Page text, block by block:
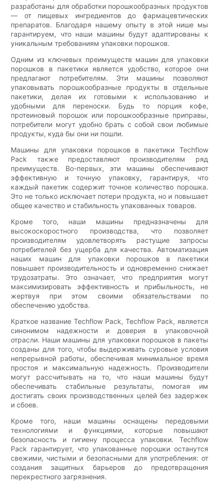
разработаны для обработки порошкообразных продуктов
— от пищевых ингредиентов до фармацевтических
препаратов. Благодаря нашему опыту в этой нише мы
гарантируем, что наши машины будут адаптированы к
уникальным требованиям упаковки порошков.
Одним из ключевых преимуществ машин для упаковки
порошков в пакетики является удобство, которое они
предлагают потребителям. Эти машины позволяют
упаковывать порошкообразные продукты в отдельные
пакетики, делая их готовыми к использованию и
удобными для переноски. Будь то порция кофе,
протеиновый порошок или порошкообразные приправы,
потребители могут удобно брать с собой свои любимые
продукты, куда бы они ни пошли.
Машины для упаковки порошков в пакетики Techflow
Pack также предоставляют производителям ряд
преимуществ. Во-первых, эти машины обеспечивают
эффективную и точную упаковку, гарантируя, что
каждый пакетик содержит точное количество порошка.
Это не только исключает потери продукта, но и повышает
общее качество и стабильность упакованных товаров.
Кроме того, наши машины предназначены для
высокоскоростного производства, что позволяет
производителям удовлетворять растущие запросы
потребителей без ущерба для качества. Автоматизация
наших машин для упаковки порошков в пакетики
повышает производительность и одновременно снижает
трудозатраты. Это означает, что предприятия могут
максимизировать эффективность и прибыльность, не
жертвуя при этом своими обязательствами по
обеспечению удобства.
Краткое название Techflow Pack, Techflow Pack, является
синонимом надежности и доверия в упаковочной
отрасли. Наши машины для упаковки порошков в пакеты
созданы для того, чтобы выдерживать суровые условия
непрерывной работы, обеспечивая минимальное время
простоя и максимальную надежность. Производители
могут рассчитывать на то, что наши машины будут
обеспечивать стабильные результаты, помогая им
достигать своих производственных целей без задержек
и сбоев.
Кроме того, наши машины оснащены передовыми
технологиями и функциями, которые повышают
безопасность и гигиену процесса упаковки. Techflow
Pack гарантирует, что упакованные порошки останутся
свежими, чистыми и безопасными для употребления: от
создания защитных барьеров до предотвращения
перекрестного загрязнения.